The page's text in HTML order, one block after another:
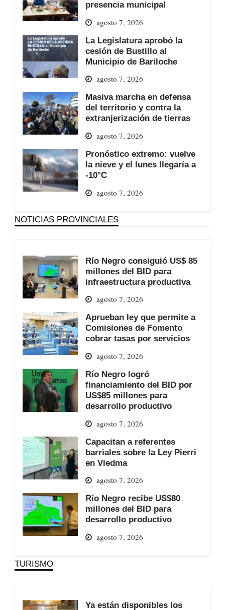
presencia municipal
agosto 7, 2026
La Legislatura aprobó la
cesión de Bustillo al
Municipio de Bariloche
agosto 7, 2026
Masiva marcha en defensa
del territorio y contra la
extranjerización de tierras
agosto 7, 2026
Pronóstico extremo: vuelve
la nieve y el lunes llegaría a
-10°C
agosto 7, 2026
NOTICIAS PROVINCIALES
Río Negro consiguió US$ 85
millones del BID para
infraestructura productiva
agosto 7, 2026
Aprueban ley que permite a
Comisiones de Fomento
cobrar tasas por servicios
agosto 7, 2026
Río Negro logró
financiamiento del BID por
US$85 millones para
desarrollo productivo
agosto 7, 2026
Capacitan a referentes
barriales sobre la Ley Pierri
en Viedma
agosto 7, 2026
Río Negro recibe US$80
millones del BID para
desarrollo productivo
agosto 7, 2026
TURISMO
Ya están disponibles los